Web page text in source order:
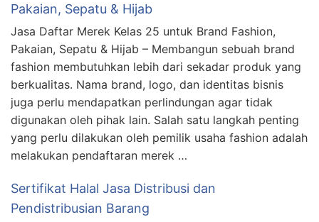
Pakaian, Sepatu & Hijab
Jasa Daftar Merek Kelas 25 untuk Brand Fashion,
Pakaian, Sepatu & Hijab – Membangun sebuah brand
fashion membutuhkan lebih dari sekadar produk yang
berkualitas. Nama brand, logo, dan identitas bisnis
juga perlu mendapatkan perlindungan agar tidak
digunakan oleh pihak lain. Salah satu langkah penting
yang perlu dilakukan oleh pemilik usaha fashion adalah
melakukan pendaftaran merek …
Sertifikat Halal Jasa Distribusi dan
Pendistribusian Barang